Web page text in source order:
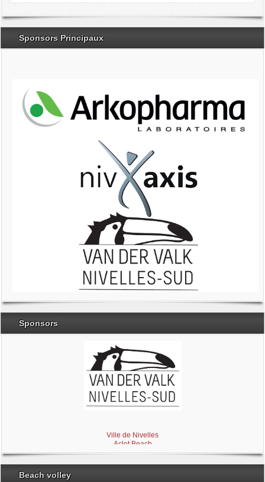
Sponsors Principaux
Sponsors
Ville de Nivelles
Aclot Beach
Beach volley